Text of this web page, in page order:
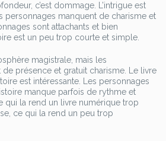
c’est dommage. L’intrigue est
personnages manquent de charisme et
sont attachants et bien
est un peu trop courte et simple.
magistrale, mais les
présence et gratuit charisme. Le livre
est intéressante. Les personnages
manque parfois de rythme et
qui la rend un livre numérique trop
ce qui la rend un peu trop